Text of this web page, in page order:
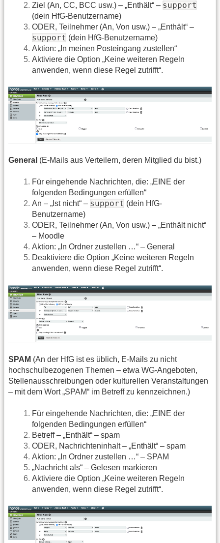
Ziel (An, CC, BCC usw.) – „Enthält“ – support
(dein HfG-Benutzername)
ODER, Teilnehmer (An, Von usw.) – „Enthält“ –
support (dein HfG-Benutzername)
Aktion: „In meinen Posteingang zustellen“
Aktiviere die Option „Keine weiteren Regeln
anwenden, wenn diese Regel zutrifft“.
General (E-Mails aus Verteilern, deren Mitglied du bist.)
Für eingehende Nachrichten, die: „EINE der
folgenden Bedingungen erfüllen“
An – „Ist nicht“ – support (dein HfG-
Benutzername)
ODER, Teilnehmer (An, Von usw.) – „Enthält nicht“
– Moodle
Aktion: „In Ordner zustellen …“ – General
Deaktiviere die Option „Keine weiteren Regeln
anwenden, wenn diese Regel zutrifft“.
SPAM (An der HfG ist es üblich, E-Mails zu nicht
hochschulbezogenen Themen – etwa WG-Angeboten,
Stellenausschreibungen oder kulturellen Veranstaltungen
– mit dem Wort „SPAM“ im Betreff zu kennzeichnen.)
Für eingehende Nachrichten, die: „EINE der
folgenden Bedingungen erfüllen“
Betreff – „Enthält“ – spam
ODER, Nachrichteninhalt – „Enthält“ – spam
Aktion: „In Ordner zustellen …“ – SPAM
„Nachricht als“ – Gelesen markieren
Aktiviere die Option „Keine weiteren Regeln
anwenden, wenn diese Regel zutrifft“.